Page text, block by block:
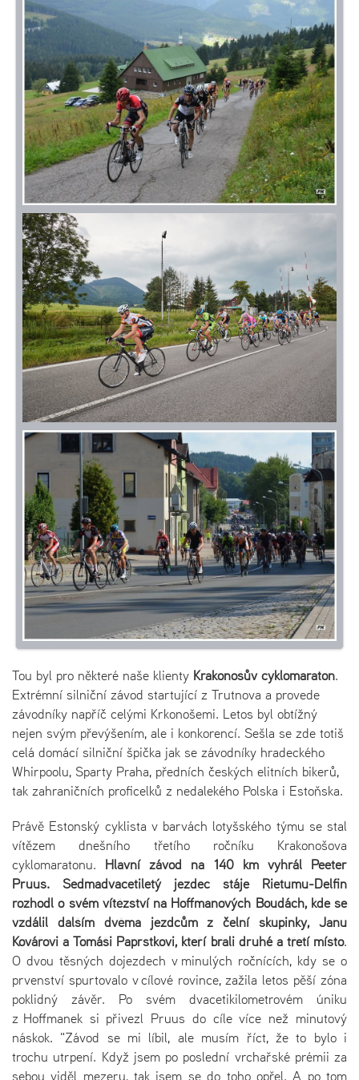
Tou byl pro některé naše klienty Krakonošův cyklomaraton.
Extrémní silniční závod startující z Trutnova a provede
závodníky napříč celými Krkonošemi. Letos byl obtížný
nejen svým převýšením, ale i konkorencí. Sešla se zde totiš
celá domácí silniční špička jak se závodníky hradeckého
Whirpoolu, Sparty Praha, předních českých elitních bikerů,
tak zahraničních proficelků z nedalekého Polska i Estoňska.
Právě Estonský cyklista v barvách lotyšského týmu se stal
vítězem dnešního třetího ročníku Krakonošova
cyklomaratonu. Hlavní závod na 140 km vyhrál Peeter
Pruus. Sedmadvacetiletý jezdec stáje Rietumu-Delfin
rozhodl o svém vítězství na Hoffmanových Boudách, kde se
vzdálil dalším dvěma jezdcům z čelní skupinky, Janu
Kovářovi a Tomáši Paprstkovi, kteří brali druhé a třetí místo.
O dvou těsných dojezdech v minulých ročnících, kdy se o
prvenství spurtovalo v cílové rovince, zažila letos pěší zóna
poklidný závěr. Po svém dvacetikilometrovém úniku
z Hoffmanek si přivezl Pruus do cíle více než minutový
náskok. "Závod se mi líbil, ale musím říct, že to bylo i
trochu utrpení. Když jsem po poslední vrchařské prémii za
sebou viděl mezeru, tak jsem se do toho opřel. A po tom